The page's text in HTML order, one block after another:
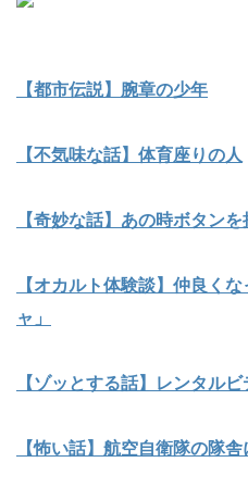
【都市伝説】腕章の少年
【不気味な話】体育座りの人
【奇妙な話】あの時ボタン
【オカルト体験談】仲良く
ャ」
【ゾッとする話】レンタルビ
【怖い話】航空自衛隊の隊